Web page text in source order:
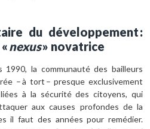
du développement :
nexus» novatrice
la communauté des bailleurs
– à tort – presque exclusivement
à la sécurité des citoyens, qui
aux causes profondes de la
il faut des années pour remédier.